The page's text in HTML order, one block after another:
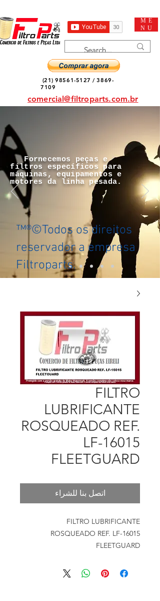
ME
NU
(21) 98561-5127 /3869-
7109
comercial@filtroparts.com.br
Fornecemos peças e
filtros específicos para
máquinas, equipamentos e
motores da linha pesada.
™®©Todos os direitos
reservador a empresa
Filtroparts.
FILTRO
LUBRIFICANTE
ROSQUEADO REF.
LF-16015
FLEETGUARD
اتصل بنا للشراء
FILTRO LUBRIFICANTE
ROSQUEADO REF. LF-16015
FLEETGUARD